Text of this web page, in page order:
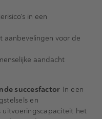
in een
aanbevelingen voor de
aandacht
succesfactor In een
en
uitvoeringscapaciteit het